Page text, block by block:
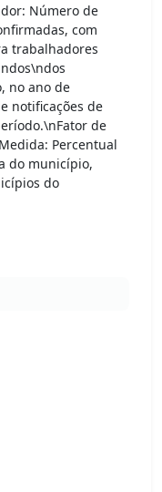
Número de
com
trabalhadores
no ano de
notificações de
de
Percentual
do município,
do